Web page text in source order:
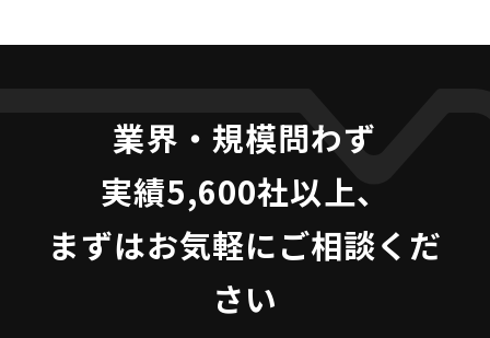
業界・規模問わず
実績5,600社以上、
まずはお気軽にご相談くだ
さい